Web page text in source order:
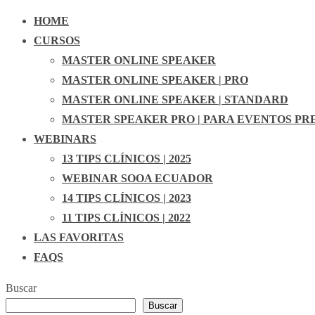
HOME
CURSOS
MASTER ONLINE SPEAKER
MASTER ONLINE SPEAKER | PRO
MASTER ONLINE SPEAKER | STANDARD
MASTER SPEAKER PRO | PARA EVENTOS
WEBINARS
13 TIPS CLÍNICOS | 2025
WEBINAR SOOA ECUADOR
14 TIPS CLÍNICOS | 2023
11 TIPS CLÍNICOS | 2022
LAS FAVORITAS
FAQS
Buscar
Buscar